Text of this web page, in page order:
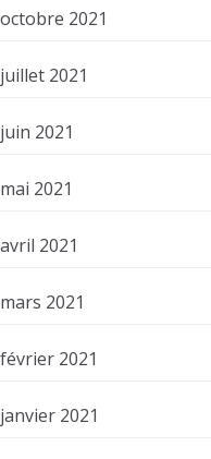
octobre 2021
juillet 2021
juin 2021
mai 2021
avril 2021
mars 2021
février 2021
janvier 2021